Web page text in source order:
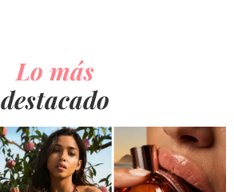
Lo más
destacado